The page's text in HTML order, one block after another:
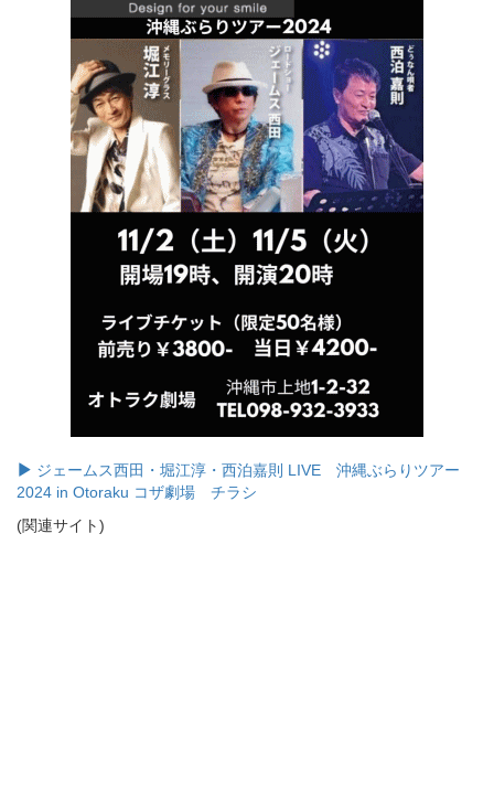
ジェームス西田・堀江淳・西泊嘉則 LIVE 沖縄ぶらりツアー
2024 in Otoraku コザ劇場 チラシ
(関連サイト)